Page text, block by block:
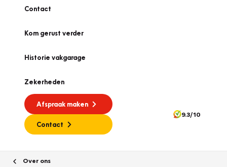
Contact
Kom gerust verder
Historie vakgarage
Zekerheden
Afspraak maken
Contact
9.3/10
Over ons